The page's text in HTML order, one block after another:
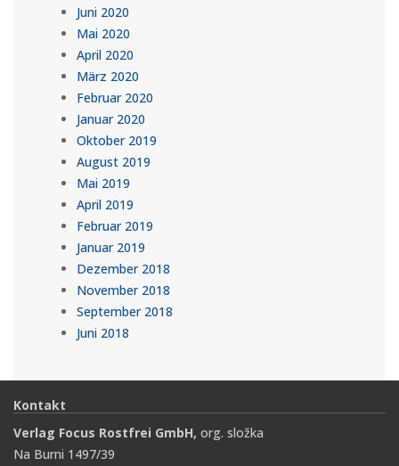
Juni 2020
Mai 2020
April 2020
März 2020
Februar 2020
Januar 2020
Oktober 2019
August 2019
Mai 2019
April 2019
Februar 2019
Januar 2019
Dezember 2018
November 2018
September 2018
Juni 2018
Kontakt
Verlag Focus Rostfrei GmbH, org. složka
Na Burni 1497/39